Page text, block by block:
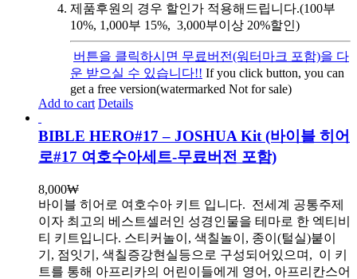
제품후원의 경우 할인가 적용해드립니다.(100부
10%, 1,000부 15%, 3,000부이상 20%할인)
버튼을 클릭하시면 무료버전(워터마크 포함)을 다
운 받으실 수 있습니다!! If you click button, you can
get a free version(watermarked Not for sale)
Add to cart Details
BIBLE HERO#17 – JOSHUA Kit (바이블 히어
로#17 여호수아세트-무료버전 포함)
8,000₩
바이블 히어로 여호수아 키트 입니다. 전세계 공통주제
이자 최고의 베스트셀러인 성경인물을 테마로 한 엑티비
티 키트입니다. 스티커놀이, 색칠놀이, 종이(털실)붙이
기, 점잇기, 색칠증강현실등으로 구성되어있으며, 이 키
트를 통해 아프리카의 어린이들에게 영어, 아프리칸스어